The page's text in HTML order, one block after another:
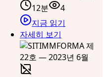
12분
4
지금 읽기
자세히 보기